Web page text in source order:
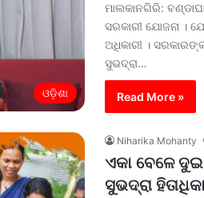
ଓଡ଼ିଶା
ମାଲକାନଗିରି:
ସରକାରୀ ଯୋଜନା ।
ଅଧିକାରୀ ।
ସୁଭଦ୍ରା…
Read More »
Niharika Mohanty
ଏକା ବେଳେ
ସୁଭଦ୍ରା